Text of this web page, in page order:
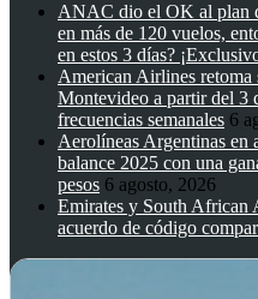
ANAC dio el OK al plan
en más de 120 vuelos,
en estos 3 días?
American Airlines
Montevideo a partir del 3
frecuencias semanales 6
Aerolíneas Argentinas en
balance 2025 con una
pesos 6 agosto, 2026
Emirates y South African
acuerdo de código